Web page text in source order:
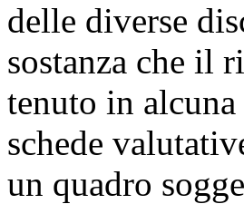
delle diverse
sostanza che il
tenuto in
schede
un quadro